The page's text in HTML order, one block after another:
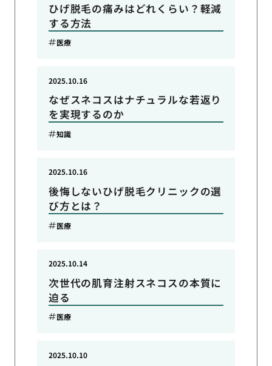
ひげ脱毛の痛みはどれくらい？軽減
する方法
医療
なぜスネコスはナチュラルな若返り
を実現するのか
2025.10.16
知識
後悔しないひげ脱毛クリニックの選
び方とは？
2025.10.16
医療
次世代の肌育注射スネコスの本質に
迫る
2025.10.14
医療
2025.10.10